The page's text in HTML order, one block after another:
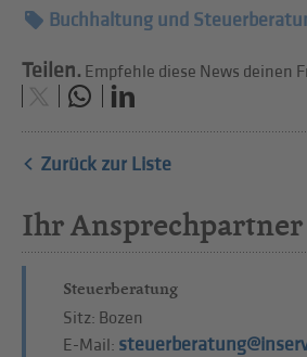
Buchhaltung und
Teilen. Empfehle diese News deinen
Zurück zur Liste
Ihr Ansprechpartner
Steuerberatung
Sitz: Bozen
E-Mail: